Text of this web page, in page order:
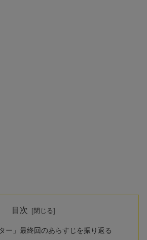
目次
ー」最終回のあらすじを振り返る